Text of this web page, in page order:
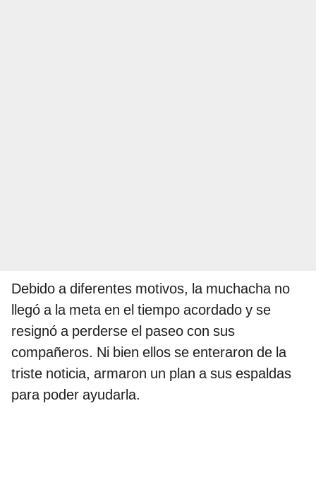
Debido a diferentes motivos, la muchacha no
llegó a la meta en el tiempo acordado y se
resignó a perderse el paseo con sus
compañeros. Ni bien ellos se enteraron de la
triste noticia, armaron un plan a sus espaldas
para poder ayudarla.